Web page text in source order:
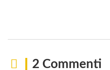
2 Commenti